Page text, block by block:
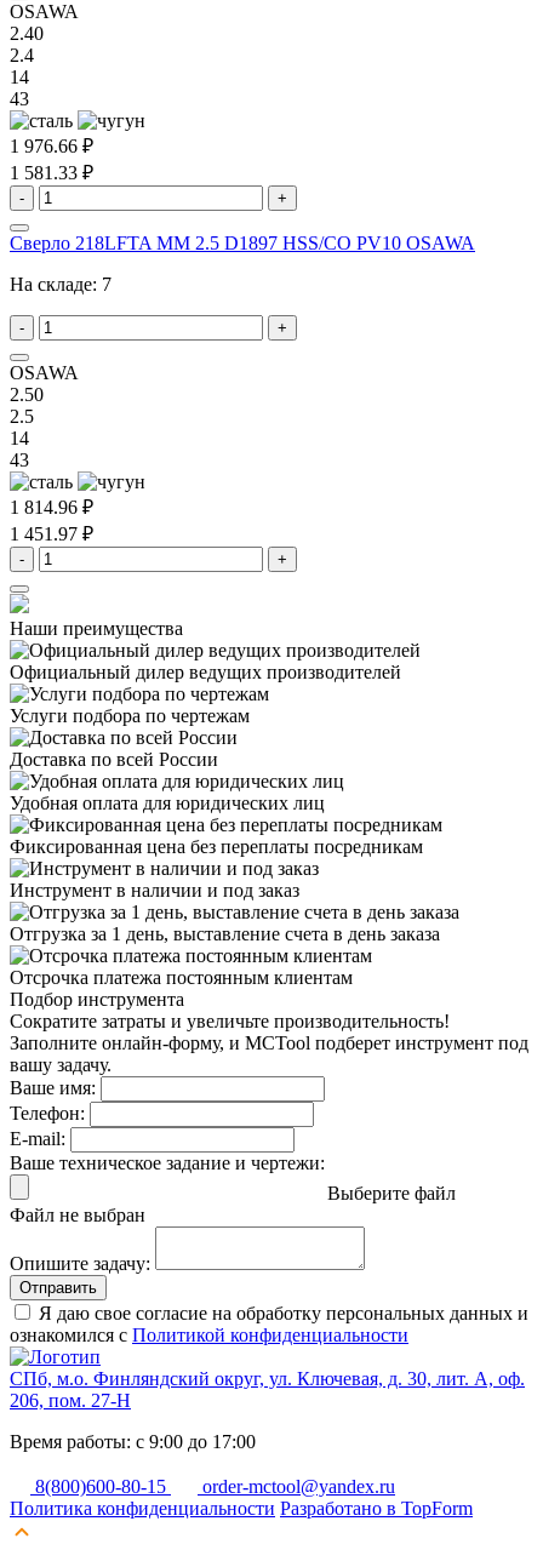
OSAWA
2.40
2.4
14
43
1 976.66 ₽
1 581.33 ₽
- +
Сверло 218LFTA MM 2.5 D1897 HSS/CO PV10 OSAWA
На складе: 7
- +
OSAWA
2.50
2.5
14
43
1 814.96 ₽
1 451.97 ₽
- +
Наши преимущества
Официальный дилер ведущих производителей
Услуги подбора по чертежам
Доставка по всей России
Удобная оплата для юридических лиц
Фиксированная цена без переплаты посредникам
Инструмент в наличии и под заказ
Отгрузка за 1 день, выставление счета в день заказа
Отсрочка платежа постоянным клиентам
Подбор инструмента
Сократите затраты и увеличьте производительность!
Заполните онлайн-форму, и MCTool подберет инструмент под
вашу задачу.
Ваше имя:
Телефон:
E-mail:
Ваше техническое задание и чертежи:
Выберите файл
Файл не выбран
Опишите задачу:
Отправить
Я даю свое согласие на обработку персональных данных и
ознакомился с Политикой конфиденциальности
СПб, м.о. Финляндский округ, ул. Ключевая, д. 30, лит. А, оф.
206, пом. 27-Н
Время работы: с 9:00 до 17:00
8(800)600-80-15
order-mctool@yandex.ru
Политика конфиденциальности Разработано в TopForm